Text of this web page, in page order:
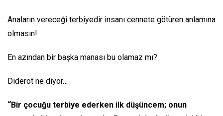
Anaların vereceği terbiyedir insanı cennete götüren anlamına
olmasın!
En azından bir başka manası bu olamaz mı?
Diderot ne diyor…
“Bir çocuğu terbiye ederken ilk düşüncem; onun